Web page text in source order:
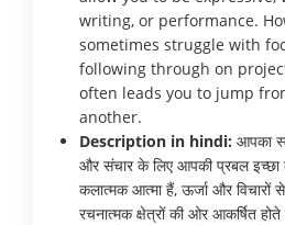
writing, or performance.
sometimes struggle with
following through on
often leads you to jump
another.
Description in hindi: आपका
और संचार के लिए आपकी प्रबल इच्छा
कलात्मक आत्मा हैं, ऊर्जा और
रचनात्मक क्षेत्रों की ओर आकर्षित